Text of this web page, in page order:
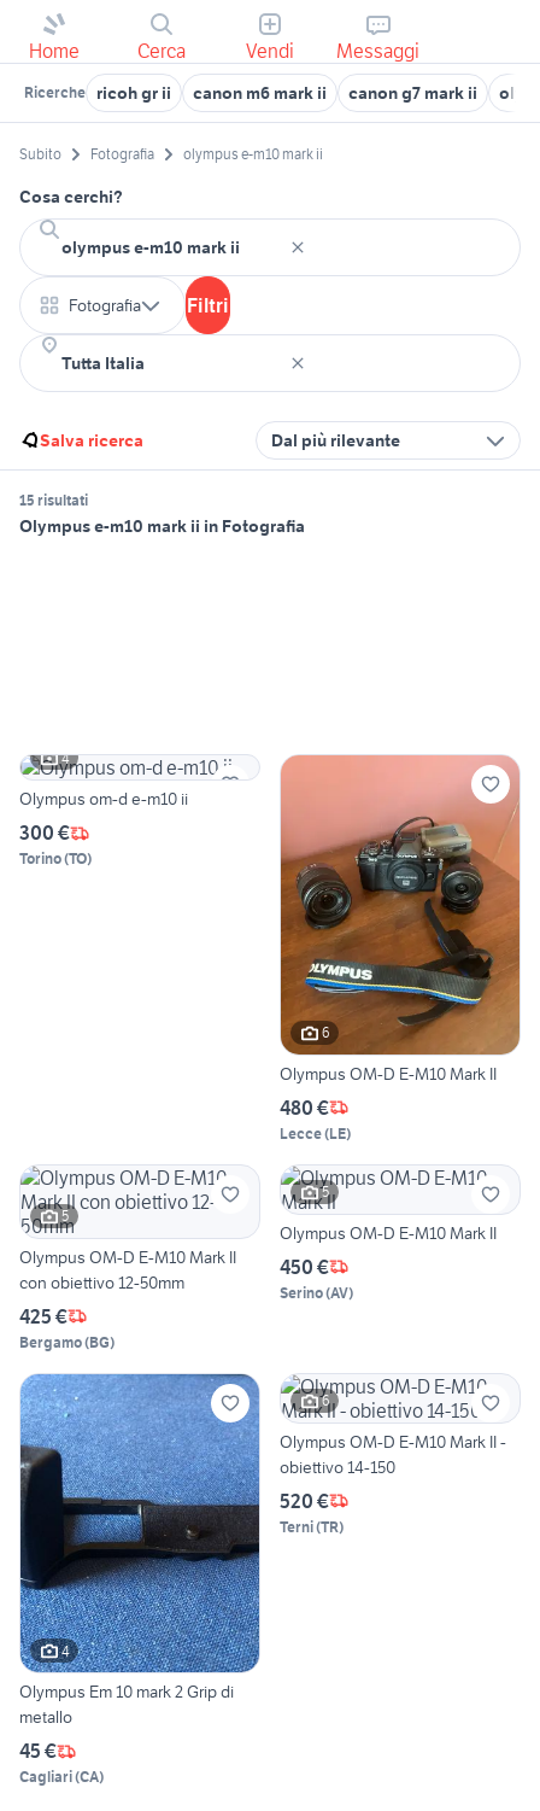
Home Cerca Vendi Messaggi
Ricerche ricoh gr ii canon m6 mark ii canon g7 mark ii
Subito Fotografia olympus e-m10 mark ii
Cosa cerchi?
Fotografia Filtri
Salva ricerca Dal più rilevante
15 risultati
Olympus e-m10 mark ii in Fotografia
4
Olympus om-d e-m10 ii
300 €
Torino(TO)
6
Olympus OM-D E-M10 Mark II
480 €
Lecce(LE)
5
Olympus OM-D E-M10 Mark II
con obiettivo 12-50mm
425 €
Bergamo(BG)
5
Olympus OM-D E-M10 Mark II
450 €
Serino(AV)
4
Olympus Em 10 mark 2 Grip di
metallo
45 €
Cagliari(CA)
6
Olympus OM-D E-M10 Mark II -
obiettivo 14-150
520 €
Terni(TR)